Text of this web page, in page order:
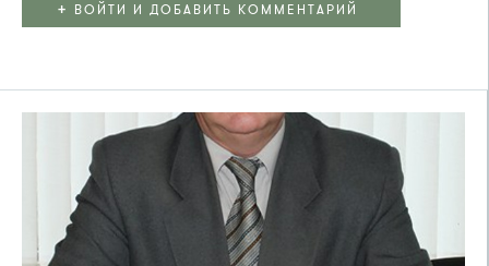
+ ВОЙТИ И ДОБАВИТЬ КОММЕНТАРИЙ